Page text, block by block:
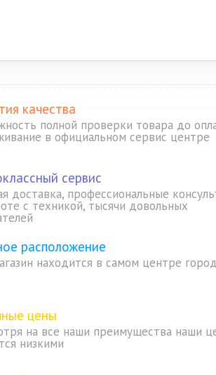
качества
полной проверки товара до
в официальном сервис центре
сервис
доставка, профессиональные
с техникой, тысячи довольных
расположение
находится в самом центре
цены
на все наши преимущества наши
низкими